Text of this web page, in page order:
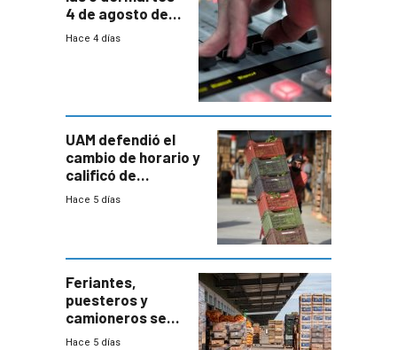
4 de agosto de
2026
Hace 4 días
UAM defendió el
cambio de horario y
calificó de
“desproporcionado”
Hace 5 días
Feriantes,
puesteros y
camioneros se
movilizaron en
Hace 5 días